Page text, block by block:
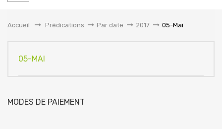
Accueil
&gt;Prédications > Par date > 2017 > 05-Mai
05-MAI
MODES DE PAIEMENT